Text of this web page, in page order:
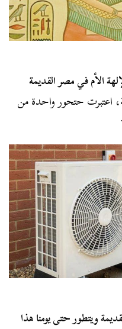
الأم في مصر القديمة
اعتبرت حتحور واحدة من
ويتطور حتى يومنا هذا